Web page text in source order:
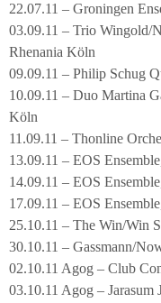
22.07.11 – Groningen
03.09.11 – Trio Wingold/
Rhenania Köln
09.09.11 – Philip Schug
10.09.11 – Duo Martina
Köln
11.09.11 – Thonline
13.09.11 – EOS
14.09.11 – EOS
17.09.11 – EOS
25.10.11 – The Win/Win
30.10.11 – Gassmann/
02.10.11 Agog – Club
03.10.11 Agog – Jarasum